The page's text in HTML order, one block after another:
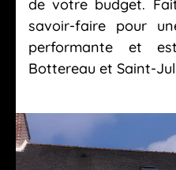
de votre budget.
savoir-faire pour
performante et
Bottereau et Saint-